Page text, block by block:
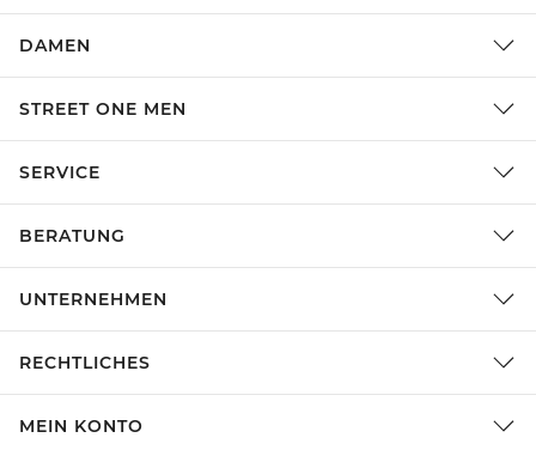
DAMEN
STREET ONE MEN
SERVICE
BERATUNG
UNTERNEHMEN
RECHTLICHES
MEIN KONTO